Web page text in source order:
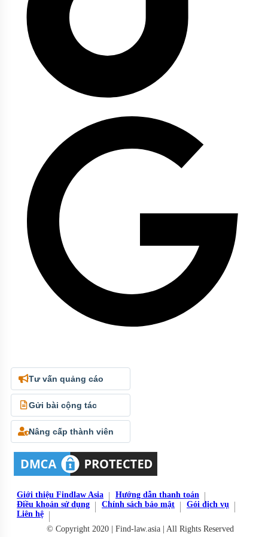
Tư vấn quảng cáo
Gửi bài cộng tác
Nâng cấp thành viên
Giới thiệu Findlaw Asia
Hướng dẫn thanh toán
Điều khoản sử dụng
Chính sách bảo mật
Gói dịch vụ
Liên hệ
© Copyright 2020 | Find-law.asia | All Rights Reserved